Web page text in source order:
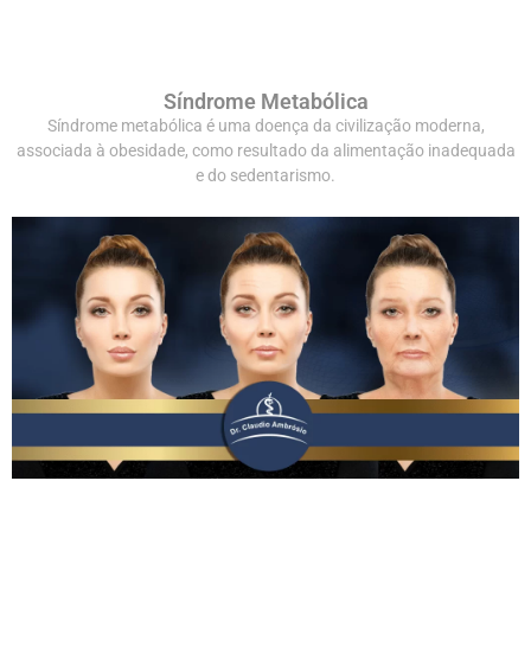
Síndrome Metabólica
Síndrome metabólica é uma doença da civilização moderna,
associada à obesidade, como resultado da alimentação inadequada
e do sedentarismo.